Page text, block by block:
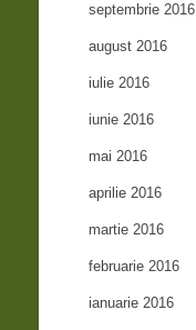
septembrie 2016
august 2016
iulie 2016
iunie 2016
mai 2016
aprilie 2016
martie 2016
februarie 2016
ianuarie 2016